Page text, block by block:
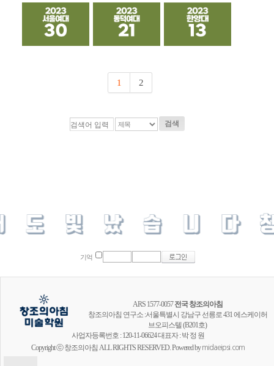
1 2
검색
기억
ARS 1577-0057전국 창조의아침
창조의아침 연구소 :서울특별시 강남구 선릉로 431 에스케이허
브오피스텔 (B201호)
사업자등록번호 : 120-11-06624 대표자 : 박 정 원
Copyright ⓒ 창조의아침 ALL RIGHTS RESERVED. Powered bymidaeipsi.com